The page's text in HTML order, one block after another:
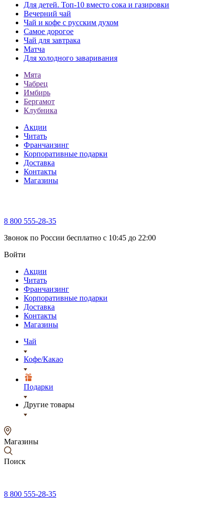
Для детей. Топ-10 вместо сока и газировки
Вечерний чай
Чай и кофе с русским духом
Самое дорогое
Чай для завтрака
Матча
Для холодного заваривания
Мята
Чабрец
Имбирь
Бергамот
Клубника
Акции
Читать
Франчаизинг
Корпоративные подарки
Доставка
Контакты
Магазины
8 800 555-28-35
Звонок по России бесплатно c 10:45 до 22:00
Войти
Акции
Читать
Франчаизинг
Корпоративные подарки
Доставка
Контакты
Магазины
Чай
Кофе/Какао
Подарки
Другие товары
Магазины
Поиск
8 800 555-28-35